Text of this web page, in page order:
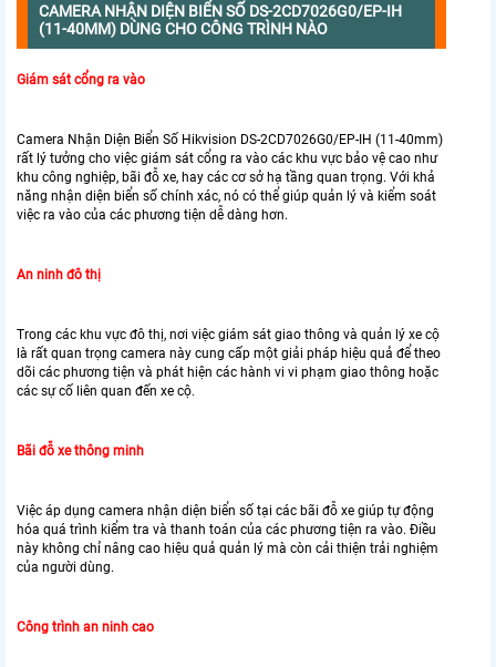
CAMERA NHẬN DIỆN BIỂN SỐ DS-2CD7026G0/EP-IH
(11-40MM) DÙNG CHO CÔNG TRÌNH NÀO
Giám sát cổng ra vào
Camera Nhận Diện Biển Số Hikvision DS-2CD7026G0/EP-IH (11-40mm)
rất lý tưởng cho việc giám sát cổng ra vào các khu vực bảo vệ cao như
khu công nghiệp, bãi đỗ xe, hay các cơ sở hạ tầng quan trọng. Với khả
năng nhận diện biển số chính xác, nó có thể giúp quản lý và kiểm soát
việc ra vào của các phương tiện dễ dàng hơn.
An ninh đô thị
Trong các khu vực đô thị, nơi việc giám sát giao thông và quản lý xe cộ
là rất quan trọng camera này cung cấp một giải pháp hiệu quả để theo
dõi các phương tiện và phát hiện các hành vi vi phạm giao thông hoặc
các sự cố liên quan đến xe cộ.
Bãi đỗ xe thông minh
Việc áp dụng camera nhận diện biển số tại các bãi đỗ xe giúp tự động
hóa quá trình kiểm tra và thanh toán của các phương tiện ra vào. Điều
này không chỉ nâng cao hiệu quả quản lý mà còn cải thiện trải nghiệm
của người dùng.
Công trình an ninh cao